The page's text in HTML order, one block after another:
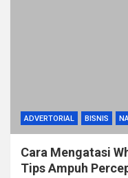
ADVERTORIAL BISNIS
Cara Mengatasi
Tips Ampuh